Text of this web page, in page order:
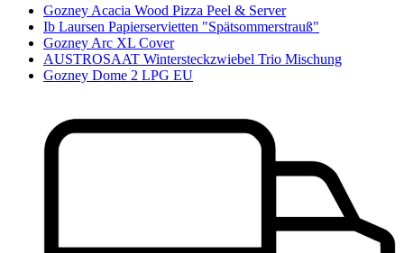
Gozney Acacia Wood Pizza Peel & Server
Ib Laursen Papierservietten "Spätsommerstrauß"
Gozney Arc XL Cover
AUSTROSAAT Wintersteckzwiebel Trio Mischung
Gozney Dome 2 LPG EU